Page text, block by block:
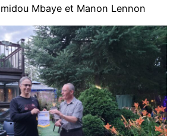
Mbaye et Manon Lennon